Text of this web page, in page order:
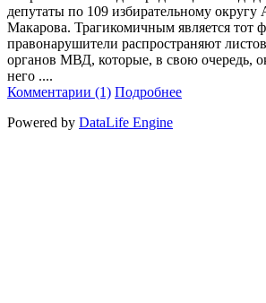
депутаты по 109 избирательному округу
Макарова. Трагикомичным является тот
правонарушители распространяют
органов МВД, которые, в свою очередь,
него ....
Комментарии (1) Подробнее
Powered by DataLife Engine